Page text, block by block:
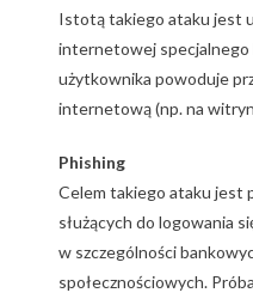
Istotą takiego ataku jest
internetowej specjalnego
użytkownika powoduje
internetową (np. na
Phishing
Celem takiego ataku jest
służących do logowania
w szczególności
społecznościowych.